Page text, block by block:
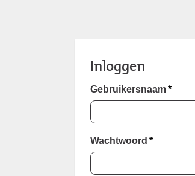
Inloggen
Gebruikersnaam *
Wachtwoord *